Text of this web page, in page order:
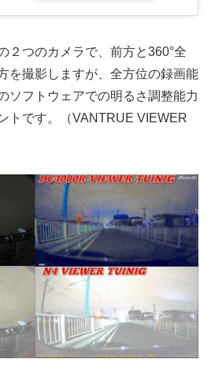
２つのカメラで、前方と360°全
を撮影しますが、全方位の録画能
ソフトウェアでの明るさ調整能力
トです。（VANTRUE VIEWER